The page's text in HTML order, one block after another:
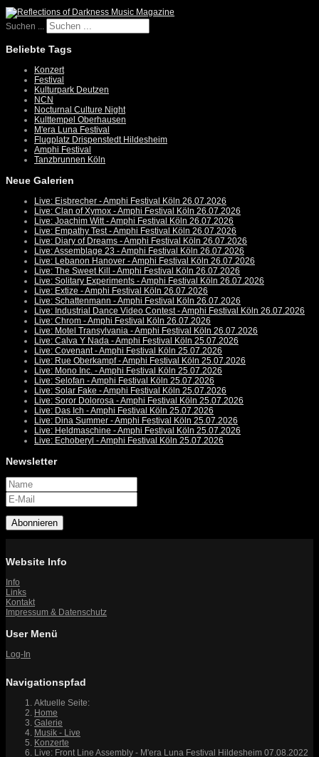
Suchen ...
Beliebte Tags
Konzert
Festival
Kulturpark Deutzen
NCN
Nocturnal Culture Night
Kulttempel Oberhausen
M'era Luna Festival
Flugplatz Drispenstedt Hildesheim
Amphi Festival
Tanzbrunnen Köln
Neue Galerien
Live: Eisbrecher - Amphi Festival Köln 26.07.2026
Live: Clan of Xymox - Amphi Festival Köln 26.07.2026
Live: Joachim Witt - Amphi Festival Köln 26.07.2026
Live: Empathy Test - Amphi Festival Köln 26.07.2026
Live: Diary of Dreams - Amphi Festival Köln 26.07.2026
Live: Assemblage 23 - Amphi Festival Köln 26.07.2026
Live: Lebanon Hanover - Amphi Festival Köln 26.07.2026
Live: The Sweet Kill - Amphi Festival Köln 26.07.2026
Live: Solitary Experiments - Amphi Festival Köln 26.07.2026
Live: Extize - Amphi Festival Köln 26.07.2026
Live: Schattenmann - Amphi Festival Köln 26.07.2026
Live: Industrial Dance Video Contest - Amphi Festival Köln 26.07.2026
Live: Chrom - Amphi Festival Köln 26.07.2026
Live: Motel Transylvania - Amphi Festival Köln 26.07.2026
Live: Calva Y Nada - Amphi Festival Köln 25.07.2026
Live: Covenant - Amphi Festival Köln 25.07.2026
Live: Rue Oberkampf - Amphi Festival Köln 25.07.2026
Live: Mono Inc. - Amphi Festival Köln 25.07.2026
Live: Selofan - Amphi Festival Köln 25.07.2026
Live: Solar Fake - Amphi Festival Köln 25.07.2026
Live: Soror Dolorosa - Amphi Festival Köln 25.07.2026
Live: Das Ich - Amphi Festival Köln 25.07.2026
Live: Dina Summer - Amphi Festival Köln 25.07.2026
Live: Heldmaschine - Amphi Festival Köln 25.07.2026
Live: Echoberyl - Amphi Festival Köln 25.07.2026
Newsletter
Abonnieren
Website Info
Info
Links
Kontakt
Impressum & Datenschutz
User Menü
Log-In
Navigationspfad
Aktuelle Seite:
Home
Galerie
Musik - Live
Konzerte
Live: Front Line Assembly - M'era Luna Festival Hildesheim 07.08.2022